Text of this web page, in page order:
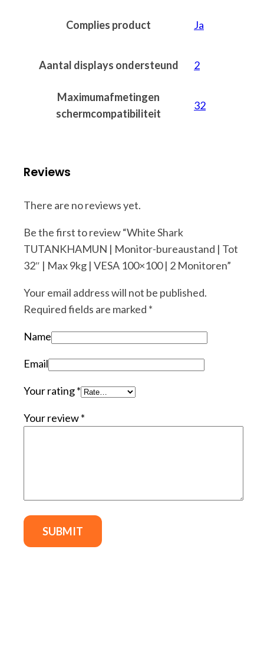
Complies product Ja
Aantal displays ondersteund 2
Maximumafmetingen
schermcompatibiliteit
32
Reviews
There are no reviews yet.
Be the first to review “White Shark
TUTANKHAMUN | Monitor-bureaustand | Tot
32″ | Max 9kg | VESA 100×100 | 2 Monitoren”
Your email address will not be published.
Required fields are marked *
Name
Email
Your rating*
Your review*